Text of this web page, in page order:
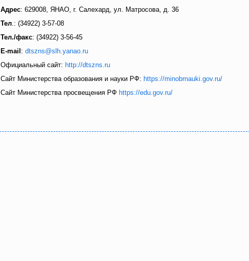
Адрес: 629008, ЯНАО, г. Салехард, ул. Матросова, д. 36
Тел .: (34922) 3-57-08
Тел./факс: (34922) 3-56-45
E-mail: dtszns@slh.yanao.ru
Официальный сайт: http://dtszns.ru
Сайт Министерства образования и науки РФ: https://minobrnauki.gov.ru/
Сайт Министерства просвещения РФ https://edu.gov.ru/